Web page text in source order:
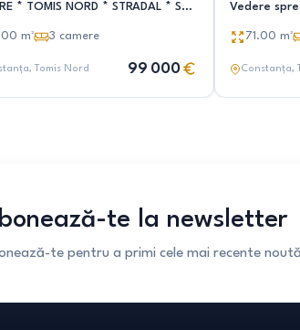
* STR
m² 3 camere
, Tomis Nord 99 000
Vedere
71.00 m²
Constanța,
te la newsletter
te pentru a primi cele mai recente